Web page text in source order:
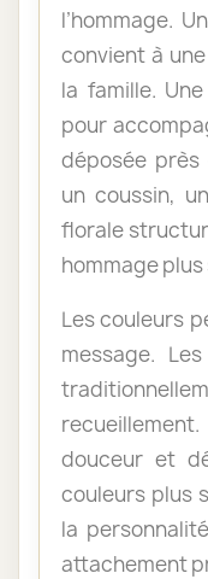
l’hommage.
convient à
la famille.
pour
déposée près
un coussin,
florale
hommage plus
Les couleurs
message.
douceur et
couleurs plus
la
attachement